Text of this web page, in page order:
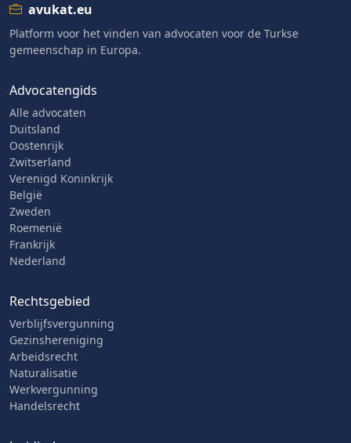
avukat.eu
Platform voor het vinden van advocaten voor de Turkse
gemeenschap in Europa.
Advocatengids
Alle advocaten
Duitsland
Oostenrijk
Zwitserland
Verenigd Koninkrijk
België
Zweden
Roemenië
Frankrijk
Nederland
Rechtsgebied
Verblijfsvergunning
Gezinshereniging
Arbeidsrecht
Naturalisatie
Werkvergunning
Handelsrecht